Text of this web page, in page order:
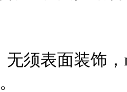
无须表面装饰